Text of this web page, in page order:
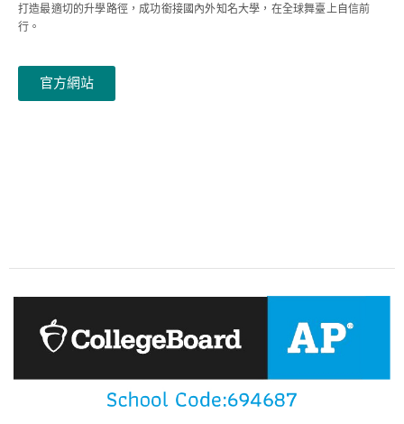
打造最適切的升學路徑，成功銜接國內外知名大學，在全球舞臺上自信前
行。
官方網站